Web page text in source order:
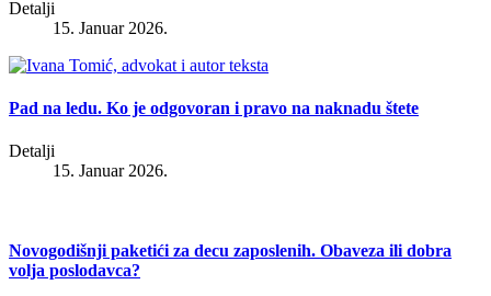
Detalji
15. Januar 2026.
Pad na ledu. Ko je odgovoran i pravo na naknadu štete
Detalji
15. Januar 2026.
Novogodišnji paketići za decu zaposlenih. Obaveza ili dobra
volja poslodavca?